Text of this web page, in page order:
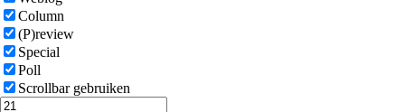
Column
(P)review
Special
Poll
Scrollbar gebruiken